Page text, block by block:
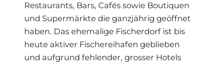
Restaurants, Bars, Cafés sowie Boutiquen
und Supermärkte die ganzjährig geöffnet
haben. Das ehemalige Fischerdorf ist bis
heute aktiver Fischereihafen geblieben
und aufgrund fehlender, grosser Hotels